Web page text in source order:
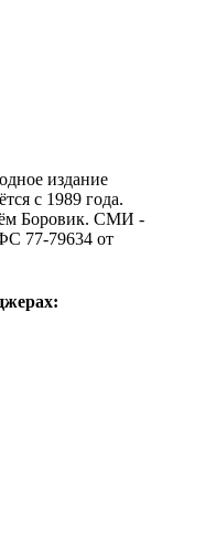
издание
с 1989 года.
Боровик. CМИ -
77-79634 от